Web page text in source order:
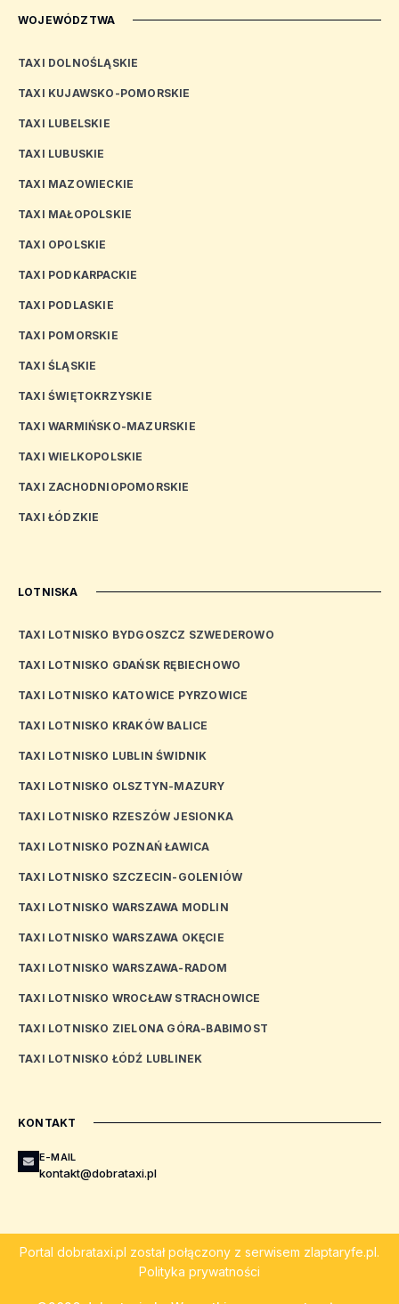
WOJEWÓDZTWA
TAXI DOLNOŚLĄSKIE
TAXI KUJAWSKO-POMORSKIE
TAXI LUBELSKIE
TAXI LUBUSKIE
TAXI MAZOWIECKIE
TAXI MAŁOPOLSKIE
TAXI OPOLSKIE
TAXI PODKARPACKIE
TAXI PODLASKIE
TAXI POMORSKIE
TAXI ŚLĄSKIE
TAXI ŚWIĘTOKRZYSKIE
TAXI WARMIŃSKO-MAZURSKIE
TAXI WIELKOPOLSKIE
TAXI ZACHODNIOPOMORSKIE
TAXI ŁÓDZKIE
LOTNISKA
TAXI LOTNISKO BYDGOSZCZ SZWEDEROWO
TAXI LOTNISKO GDAŃSK RĘBIECHOWO
TAXI LOTNISKO KATOWICE PYRZOWICE
TAXI LOTNISKO KRAKÓW BALICE
TAXI LOTNISKO LUBLIN ŚWIDNIK
TAXI LOTNISKO OLSZTYN-MAZURY
TAXI LOTNISKO RZESZÓW JESIONKA
TAXI LOTNISKO POZNAŃ ŁAWICA
TAXI LOTNISKO SZCZECIN-GOLENIÓW
TAXI LOTNISKO WARSZAWA MODLIN
TAXI LOTNISKO WARSZAWA OKĘCIE
TAXI LOTNISKO WARSZAWA-RADOM
TAXI LOTNISKO WROCŁAW STRACHOWICE
TAXI LOTNISKO ZIELONA GÓRA-BABIMOST
TAXI LOTNISKO ŁÓDŹ LUBLINEK
KONTAKT
E-MAIL
kontakt@dobrataxi.pl
Portal dobrataxi.pl został połączony z serwisem zlaptaryfe.pl.
Polityka prywatności